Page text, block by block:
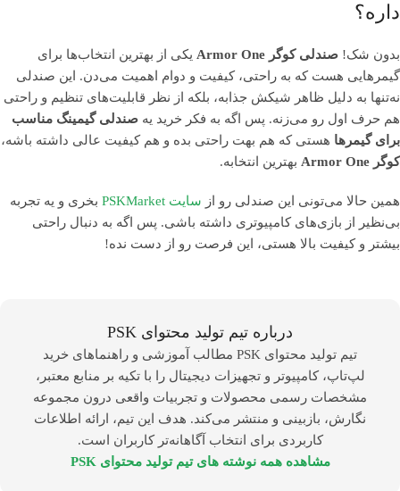
داره؟
بدون شک! صندلی کوگر Armor One
یکی از بهترین انتخاب‌ها برای
گیمرهایی هست که به راحتی، کیفیت و دوام اهمیت می‌دن. این صندلی
نه‌تنها به دلیل ظاهر شیکش جذابه، بلکه از نظر قابلیت‌های تنظیم و راحتی
هم حرف اول رو می‌زنه. پس اگه به فکر خرید یه صندلی گیمینگ مناسب
برای گیمرها هستی که هم بهت راحتی بده و هم کیفیت عالی داشته باشه،
کوگر Armor One
بهترین انتخابه.
همین حالا می‌تونی این صندلی رو از سایت PSKMarket
بخری و یه تجربه
بی‌نظیر از بازی‌های کامپیوتری داشته باشی. پس اگه به دنبال راحتی
بیشتر و کیفیت بالا هستی، این فرصت رو از دست نده!
درباره تیم تولید محتوای PSK
تیم تولید محتوای PSK مطالب آموزشی و راهنماهای خرید
لپ‌تاپ، کامپیوتر و تجهیزات دیجیتال را با تکیه بر منابع معتبر،
مشخصات رسمی محصولات و تجربیات واقعی درون مجموعه
نگارش، بازبینی و منتشر می‌کند. هدف این تیم، ارائه اطلاعات
کاربردی برای انتخاب آگاهانه‌تر کاربران است.
مشاهده همه نوشته های تیم تولید محتوای PSK